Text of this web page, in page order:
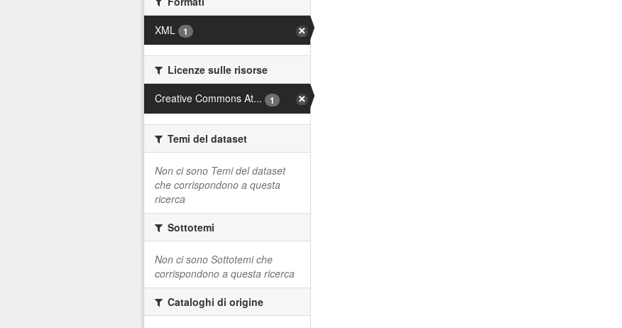
XML
1
Licenze sulle risorse
Creative Commons At...
1
Temi del dataset
Non ci sono Temi del dataset
che corrispondono a questa
ricerca
Sottotemi
Non ci sono Sottotemi che
corrispondono a questa ricerca
Cataloghi di origine